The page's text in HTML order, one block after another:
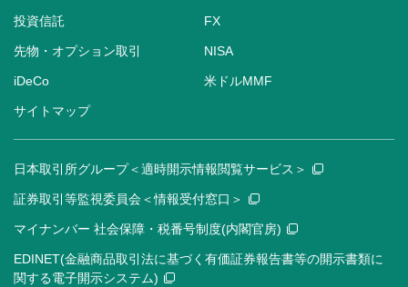
投資信託 FX
先物・オプション取引 NISA
iDeCo 米ドルMMF
サイトマップ
日本取引所グループ＜適時開示情報閲覧サービス＞
証券取引等監視委員会＜情報受付窓口＞
マイナンバー 社会保障・税番号制度(内閣官房)
EDINET(金融商品取引法に基づく有価証券報告書等の開示書類に
関する電子開示システム)